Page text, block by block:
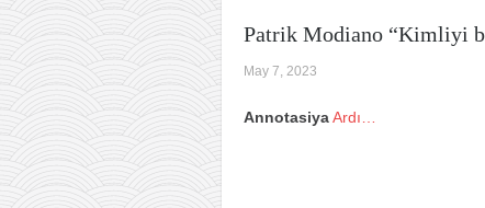
Patrik Modiano “Kimliyi
May 7, 2023
AnnotasiyaArdı…